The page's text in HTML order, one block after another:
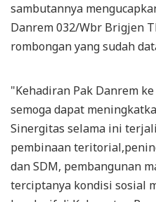
sambutannya
Danrem 032/Wbr Brigjen
rombongan yang sudah
"Kehadiran Pak Danrem
semoga dapat
Sinergitas selama ini
pembinaan
dan SDM, pembangunan
terciptanya kondisi sosial